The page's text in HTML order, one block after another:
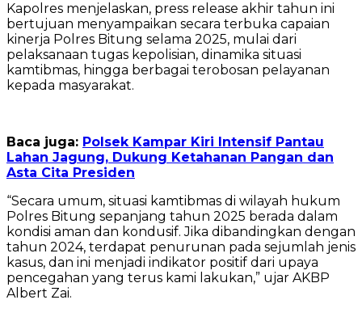
‎Kapolres menjelaskan, press release akhir tahun ini
bertujuan menyampaikan secara terbuka capaian
kinerja Polres Bitung selama 2025, mulai dari
pelaksanaan tugas kepolisian, dinamika situasi
kamtibmas, hingga berbagai terobosan pelayanan
kepada masyarakat.
Baca juga: Polsek Kampar Kiri Intensif Pantau
Lahan Jagung, Dukung Ketahanan Pangan dan
Asta Cita Presiden
‎“Secara umum, situasi kamtibmas di wilayah hukum
Polres Bitung sepanjang tahun 2025 berada dalam
kondisi aman dan kondusif. Jika dibandingkan dengan
tahun 2024, terdapat penurunan pada sejumlah jenis
kasus, dan ini menjadi indikator positif dari upaya
pencegahan yang terus kami lakukan,” ujar AKBP
Albert Zai.